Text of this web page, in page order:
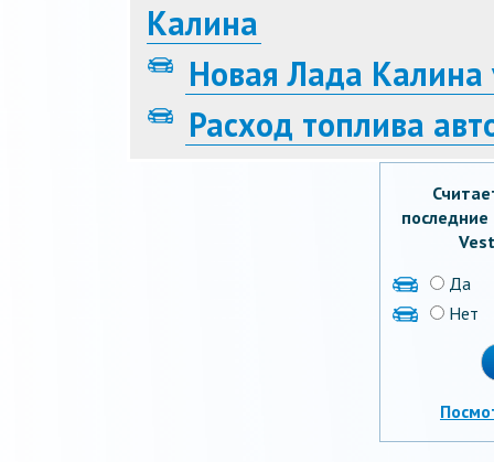
Калина
Новая Лада Калина
Расход топлива
Да
Нет